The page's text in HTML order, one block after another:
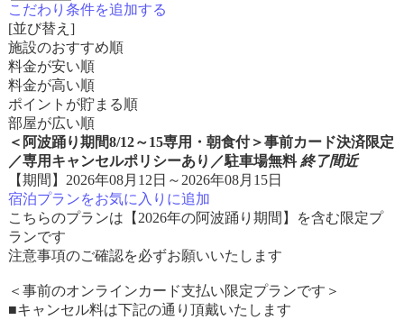
こだわり条件を追加する
[並び替え]
施設のおすすめ順
料金が安い順
料金が高い順
ポイントが貯まる順
部屋が広い順
＜阿波踊り期間8/12～15専用・朝食付＞事前カード決済限定
／専用キャンセルポリシーあり／駐車場無料 終了間近
【期間】2026年08月12日～2026年08月15日
宿泊プランをお気に入りに追加
こちらのプランは【2026年の阿波踊り期間】を含む限定プ
ランです
注意事項のご確認を必ずお願いいたします
＜事前のオンラインカード支払い限定プランです＞
■キャンセル料は下記の通り頂戴いたします